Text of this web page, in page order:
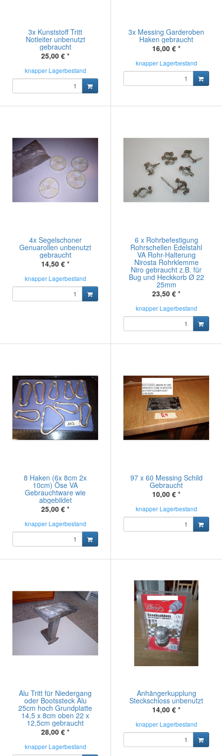
3x Kunststoff Tritt
Notleiter unbenutzt
gebraucht
25,00 € *
knapper Lagerbestand
3x Messing Garderoben
Haken gebraucht
16,00 € *
knapper Lagerbestand
4x Segelschoner
Genuarollen unbenutzt
gebraucht
14,50 € *
knapper Lagerbestand
6 x Rohrbefestigung
Rohrschellen Edelstahl
VA Rohr-Halterung
Nirosta Rohrklemme
Niro gebraucht z.B. für
Bug und Heckkorb Ø 22
25mm
23,50 € *
knapper Lagerbestand
8 Haken (6x 8cm 2x
10cm) Öse VA
Gebrauchtware wie
abgebildet
25,00 € *
knapper Lagerbestand
97 x 60 Messing Schild
Gebraucht
10,00 € *
knapper Lagerbestand
Alu Tritt für Niedergang
oder Bootssteck Alu
25cm hoch Grundplatte
14,5 x 8cm oben 22 x
12,5cm gebraucht
28,00 € *
knapper Lagerbestand
Anhängerkupplung
Steckschloss unbenutzt
14,00 € *
knapper Lagerbestand